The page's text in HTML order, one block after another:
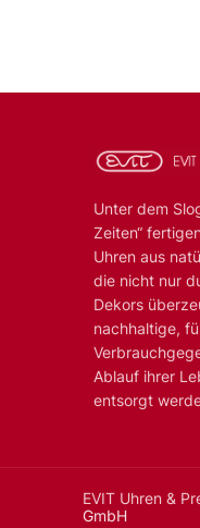
Unter dem
Zeiten“
Uhren aus
die nicht nur
Dekors
nachhaltige,
Ablauf ihrer
entsorgt
EVIT Uhren &
GmbH